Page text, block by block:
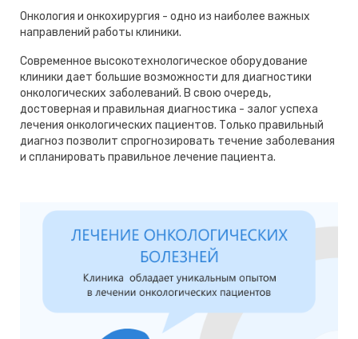
Онкология и онкохирургия - одно из наиболее важных
направлений работы клиники.
Современное высокотехнологическое оборудование
клиники дает большие возможности для диагностики
онкологических заболеваний. В свою очередь,
достоверная и правильная диагностика - залог успеха
лечения онкологических пациентов. Только правильный
диагноз позволит спрогнозировать течение заболевания
и спланировать правильное лечение пациента.